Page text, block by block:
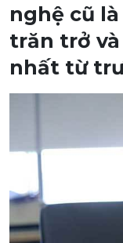
nghệ cũ
trăn trở
nhất từ